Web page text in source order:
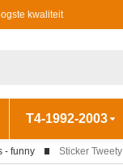
kwaliteit
T4-1992-2003
- funny Sticker Tweety